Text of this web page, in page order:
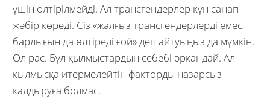
үшін өлтірілмейді. Ал трансгендерлер күн санап
жәбір көреді. Сіз «жалғыз трансгендерлерді емес,
барлығын да өлтіреді ғой» деп айтуыңыз да мүмкін.
Ол рас. Бұл қылмыстардың себебі әрқандай. Ал
қылмысқа итермелейтін факторды назарсыз
қалдыруға болмас.